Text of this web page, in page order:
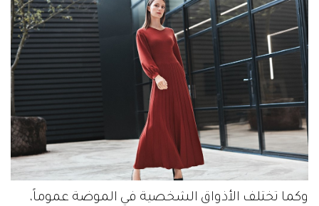
وكما تختلف الأذواق الشخصية في الموضة عموماً،